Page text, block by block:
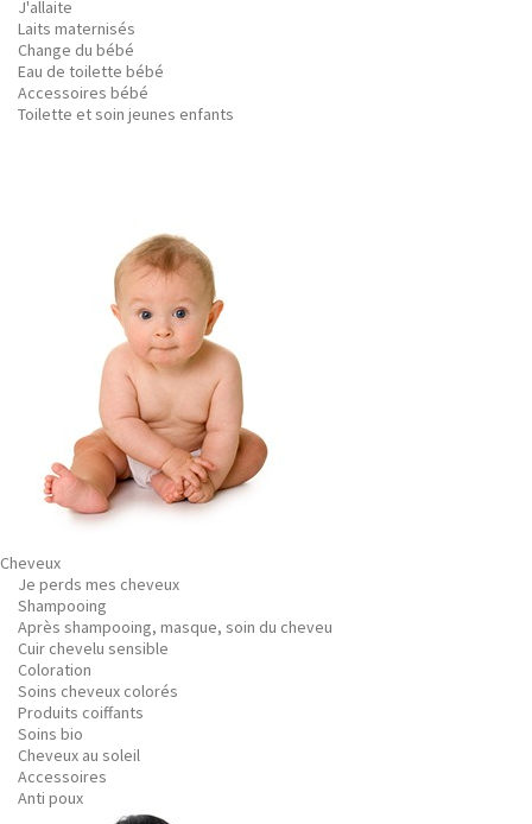
J'allaite
Laits maternisés
Change du bébé
Eau de toilette bébé
Accessoires bébé
Toilette et soin jeunes enfants
Cheveux
Je perds mes cheveux
Shampooing
Après shampooing, masque, soin du cheveu
Cuir chevelu sensible
Coloration
Soins cheveux colorés
Produits coiffants
Soins bio
Cheveux au soleil
Accessoires
Anti poux